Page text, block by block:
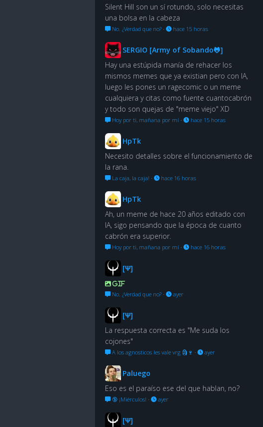
Silent Hill son un sí rotundo, solo necesitas
una bolsa en la cabeza
No. ¿Verdad que no? · hace 15 horas
SERGIO [Army of Sobando🐸]
Hay una estúpida manía de rehacer los
mismos memes que ya existian pero con IA,
luego les pones un ragecomic o un meme
cualquiera y citas como fuente cuantocabrón
y todo son quejas de "meme viejo" XD
Hoy por ti, mañana por mí · hace 15 horas
HpTk
Necesito detalles sobre el funcionamiento de
la rana.
La caja, la caja! · hace 16 horas
HpTk
Ah, un meme de hace 20 años editado con
IA, sigo pensando que la época de cuanto
cabrón era superior.
Hoy por ti, mañana por mí · hace 16 horas
[Ψ]
GIF
No. ¿Verdad que no? · ayer
[Ψ]
La respuesta correcta es "Me suda los
cojones"
A los agnosticos les vale vrg 🗿🍷 · ayer
Paluego
Eso es el paraíso ese del que hablan, no?
🔞 ¡Miérculos! · ayer
[Ψ]